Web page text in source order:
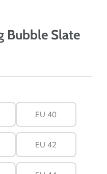
Bubble Slate
EU 40
EU 42